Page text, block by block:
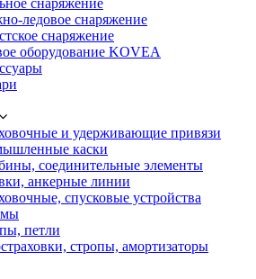
ледовое снаряжение
снаряжение
оборудование KOVEA
и удерживающие привязи
каски
соединительные элементы
анкерные линии
спусковые устройства
петли
стропы, амортизаторы